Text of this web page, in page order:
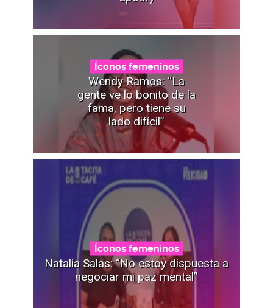
Íconos femeninos
Wendy Ramos: “La
gente ve lo bonito de la
fama, pero tiene su
lado difícil”
Íconos femeninos
Natalia Salas: “No estoy dispuesta a
negociar mi paz mental”